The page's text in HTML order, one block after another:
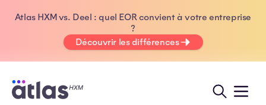
Atlas HXM vs. Deel : quel EOR convient à votre entreprise
?
Découvrir les différences